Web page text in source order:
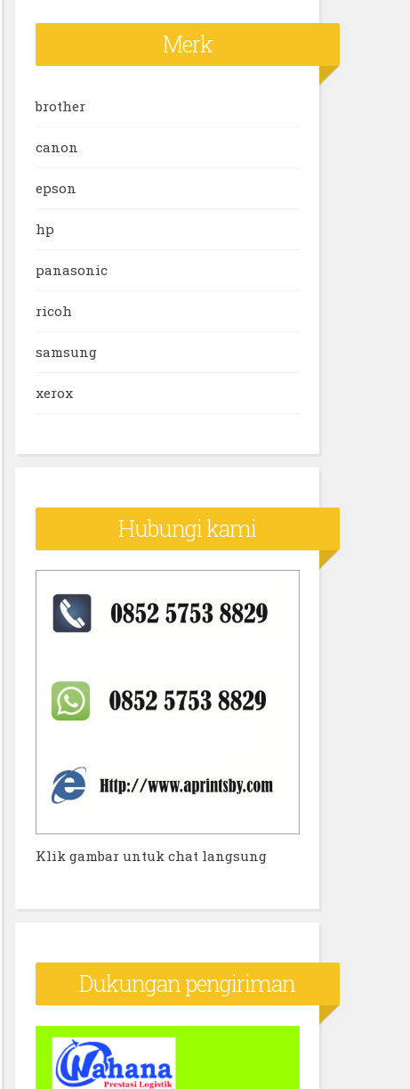
Merk
brother
canon
epson
hp
panasonic
ricoh
samsung
xerox
Hubungi kami
Klik gambar untuk chat langsung
Dukungan pengiriman